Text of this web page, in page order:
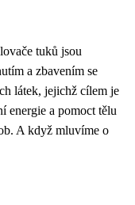
tuků jsou
a zbavením se
látek, jejichž cílem je
energie a pomoct tělu
A když mluvíme o